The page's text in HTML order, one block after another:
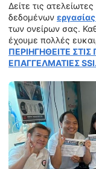
Δείτε τις
δεδομένων εργασίας
των ονείρων σας.
έχουμε πολλές
ΠΕΡΙΗΓΗΘΕΙΤΕ ΣΤΙΣ
ΕΠΑΓΓΕΛΜΑΤΙΕΣ SSI.